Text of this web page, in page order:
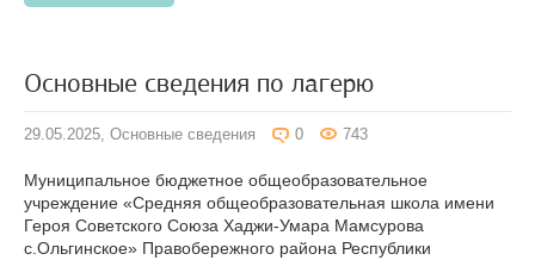
Основные сведения по лагерю
29.05.2025, Основные сведения 0 743
Муниципальное бюджетное общеобразовательное
учреждение «Средняя общеобразовательная школа имени
Героя Советского Союза Хаджи-Умара Мамсурова
с.Ольгинское» Правобережного района Республики